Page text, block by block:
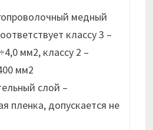
медный
классу 3 –
мм2, классу 2 –
мм2
слой –
пленка, допускается не